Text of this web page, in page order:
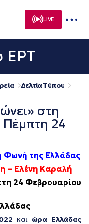
LIVE
ΕΡΤ
Δελτία Τύπου
στη
24
Φωνή της Ελλάδας
– Ελένη Καραλή
24 Φεβρουαρίου
και ώρα Ελλάδας